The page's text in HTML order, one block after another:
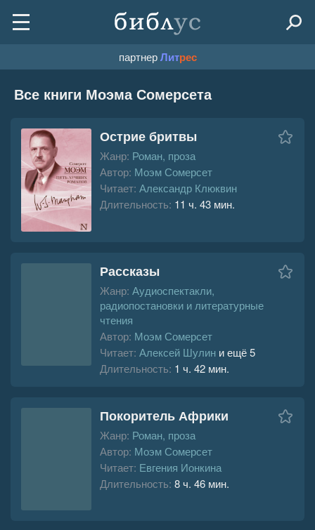
партнерЛитрес
Все книги Моэма Сомерсета
Острие бритвы
Жанр: Роман, проза
Автор: Моэм Сомерсет
Читает: Александр Клюквин
Длительность: 11 ч. 43 мин.
Рассказы
Жанр: Аудиоспектакли,
радиопостановки и литературные
чтения
Автор: Моэм Сомерсет
Читает: Алексей Шулин и ещё 5
Длительность: 1 ч. 42 мин.
Покоритель Африки
Жанр: Роман, проза
Автор: Моэм Сомерсет
Читает: Евгения Ионкина
Длительность: 8 ч. 46 мин.